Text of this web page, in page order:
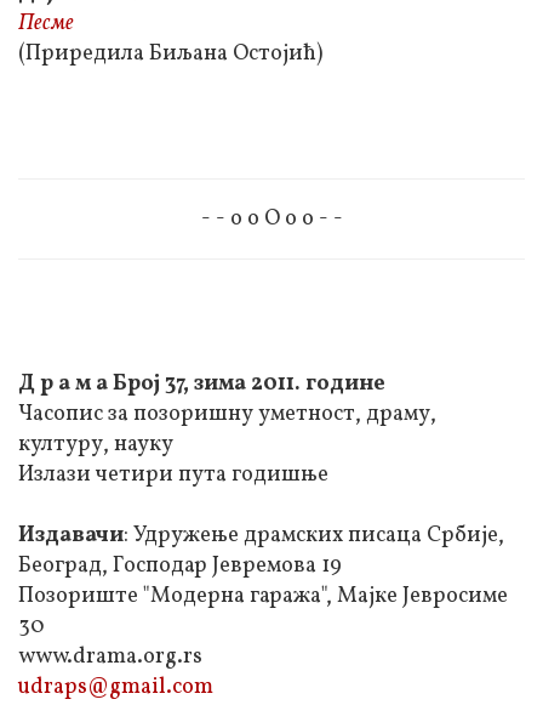
Песме
(Приредила Биљана Остојић)
- - o o O o o - -
Д р а м а Број 37, зима 2011. године
Часопис за позоришну уметност, драму,
културу, науку
Излази четири пута годишње
Издавачи: Удружење драмских писаца Србије,
Београд, Господар Јевремова 19
Позориште "Модерна гаража", Мајке Јевросиме
30
www.drama.org.rs
udraps@gmail.com